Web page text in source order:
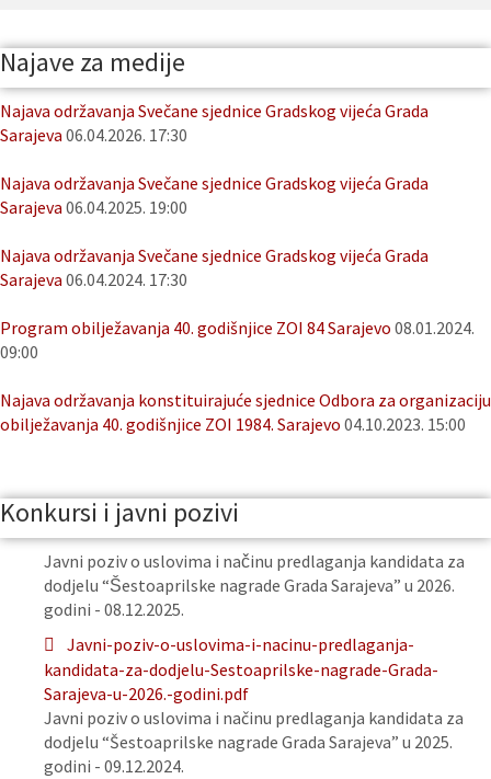
Najave za medije
Najava održavanja Svečane sjednice Gradskog vijeća Grada
Sarajeva 06.04.2026. 17:30
Najava održavanja Svečane sjednice Gradskog vijeća Grada
Sarajeva 06.04.2025. 19:00
Najava održavanja Svečane sjednice Gradskog vijeća Grada
Sarajeva 06.04.2024. 17:30
Program obilježavanja 40. godišnjice ZOI 84 Sarajevo 08.01.2024.
09:00
Najava održavanja konstituirajuće sjednice Odbora za organizaciju
obilježavanja 40. godišnjice ZOI 1984. Sarajevo 04.10.2023. 15:00
Konkursi i javni pozivi
Javni poziv o uslovima i načinu predlaganja kandidata za
dodjelu “Šestoaprilske nagrade Grada Sarajeva” u 2026.
godini - 08.12.2025.
Javni-poziv-o-uslovima-i-nacinu-predlaganja-
kandidata-za-dodjelu-Sestoaprilske-nagrade-Grada-
Sarajeva-u-2026.-godini.pdf
Javni poziv o uslovima i načinu predlaganja kandidata za
dodjelu “Šestoaprilske nagrade Grada Sarajeva” u 2025.
godini - 09.12.2024.